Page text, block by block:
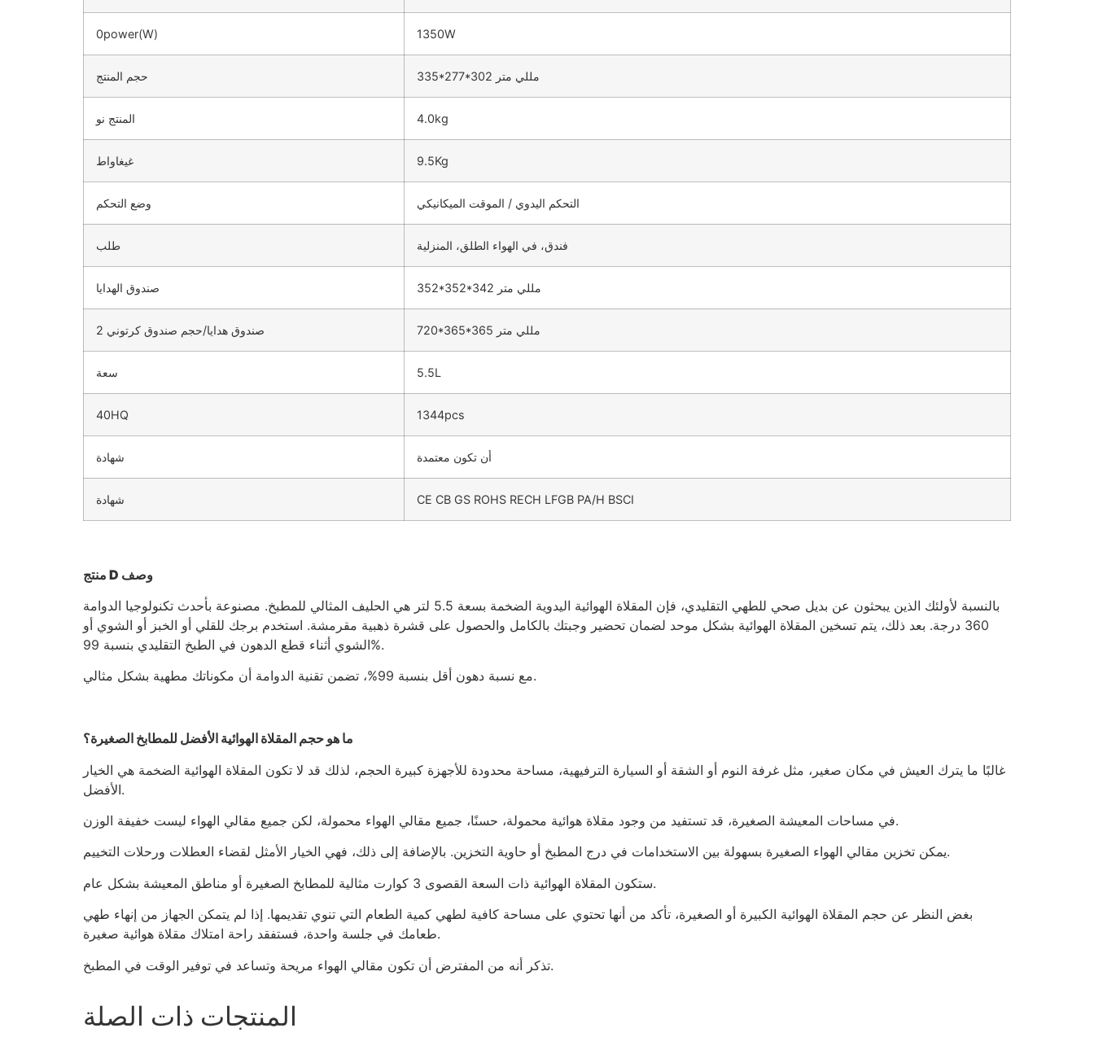
0power(W) 1350W
حجم المنتج 335*277*302 مللي متر
المنتج نو 4.0kg
غيغاواط 9.5Kg
وضع التحكم التحكم اليدوي / الموقت الميكانيكي
طلب فندق، في الهواء الطلق، المنزلية
صندوق الهدايا 352*352*342 مللي متر
2 صندوق هدايا/حجم صندوق كرتوني 720*365*365 مللي متر
سعة 5.5L
40HQ 1344pcs
شهادة أن تكون معتمدة
شهادة CE CB GS ROHS RECH LFGB PA/H BSCI
D وصف
بالنسبة لأولئك الذين يبحثون عن بديل صحي للطهي التقليدي، فإن المقلاة الهوائية اليدوية الضخمة بسعة 5.5 لتر هي الحليف المثالي للمطبخ. مصنوعة بأحدث تكنولوجيا الدوامة
360 درجة. بعد ذلك، يتم تسخين المقلاة الهوائية بشكل موحد لضمان تحضير وجبتك بالكامل والحصول على قشرة ذهبية مقرمشة. استخدم برجك للقلي أو الخبز أو الشوي أو
الشوي أثناء قطع الدهون في الطبخ التقليدي بنسبة 99%.
مع نسبة دهون أقل بنسبة 99%، تضمن تقنية الدوامة أن مكوناتك مطهية بشكل مثالي.
ما هو حجم المقلاة الهوائية الأفضل للمطابخ الصغيرة؟
غالبًا ما يترك العيش في مكان صغير، مثل غرفة النوم أو الشقة أو السيارة الترفيهية، مساحة محدودة للأجهزة كبيرة الحجم، لذلك قد لا تكون المقلاة الهوائية الضخمة هي الخيار
الأفضل.
في مساحات المعيشة الصغيرة، قد تستفيد من وجود مقلاة هوائية محمولة، حسنًا، جميع مقالي الهواء محمولة، لكن جميع مقالي الهواء ليست خفيفة الوزن.
يمكن تخزين مقالي الهواء الصغيرة بسهولة بين الاستخدامات في درج المطبخ أو حاوية التخزين. بالإضافة إلى ذلك، فهي الخيار الأمثل لقضاء العطلات ورحلات التخييم.
ستكون المقلاة الهوائية ذات السعة القصوى 3 كوارت مثالية للمطابخ الصغيرة أو مناطق المعيشة بشكل عام.
بغض النظر عن حجم المقلاة الهوائية الكبيرة أو الصغيرة، تأكد من أنها تحتوي على مساحة كافية لطهي كمية الطعام التي تنوي تقديمها. إذا لم يتمكن الجهاز من إنهاء طهي
طعامك في جلسة واحدة، فستفقد راحة امتلاك مقلاة هوائية صغيرة.
تذكر أنه من المفترض أن تكون مقالي الهواء مريحة وتساعد في توفير الوقت في المطبخ.
المنتجات ذات الصلة